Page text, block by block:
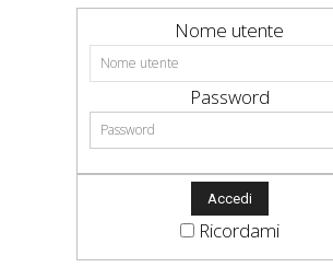
Nome utente
Password
Ricordami